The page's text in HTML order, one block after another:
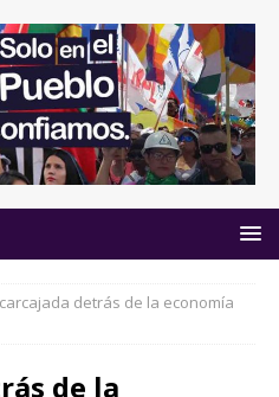
detrás de la economía
de la